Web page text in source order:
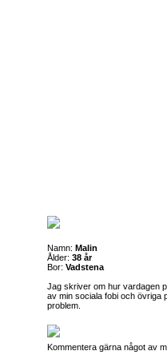
Namn: Malin
Ålder: 38 år
Bor: Vadstena
Jag skriver om hur vardagen
av min sociala fobi och övriga
problem.
Kommentera gärna något av